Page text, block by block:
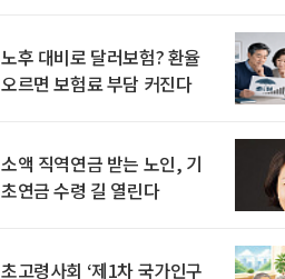
노후 대비로 달러보험? 환율
오르면 보험료 부담 커진다
소액 직역연금 받는 노인, 기
초연금 수령 길 열린다
초고령사회 ‘제1차 국가인구